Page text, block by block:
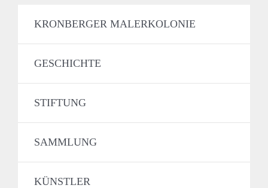
KRONBERGER MALERKOLONIE
GESCHICHTE
STIFTUNG
SAMMLUNG
KÜNSTLER